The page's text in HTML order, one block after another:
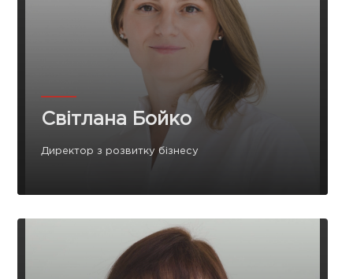
Світлана Бойко
Директор з розвитку бізнесу